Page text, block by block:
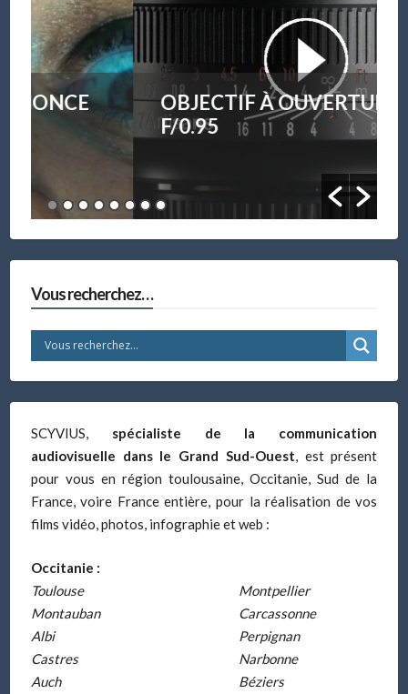
OBJECTIF À OUVERTURE
F/0.95
Vous recherchez…
SCYVIUS, spécialiste de la communication
audiovisuelle dans le Grand Sud-Ouest, est présent
pour vous en région toulousaine, Occitanie, Sud de la
France, voire France entière, pour la réalisation de vos
films vidéo, photos, infographie et web :
Occitanie :
Toulouse
Montauban
Albi
Castres
Auch
Montpellier
Carcassonne
Perpignan
Narbonne
Béziers